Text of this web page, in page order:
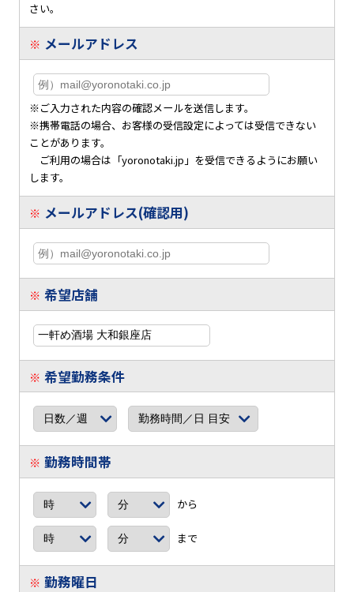
さい。
※ メールアドレス
※ご入力された内容の確認メールを送信します。
※携帯電話の場合、お客様の受信設定によっては受信できない
ことがあります。
ご利用の場合は「yoronotaki.jp」を受信できるようにお願い
します。
※ メールアドレス(確認用)
※ 希望店舗
※ 希望勤務条件
※ 勤務時間帯
から
まで
※ 勤務曜日